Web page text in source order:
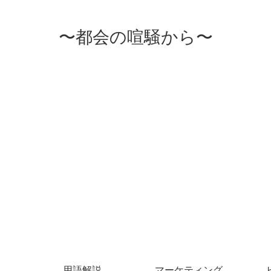
〜都会の喧騒から〜